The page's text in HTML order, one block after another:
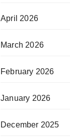
April 2026
March 2026
February 2026
January 2026
December 2025